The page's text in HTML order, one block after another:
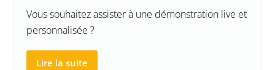
Vous souhaitez assister à une démonstration live et
personnalisée ?
Lire la suite